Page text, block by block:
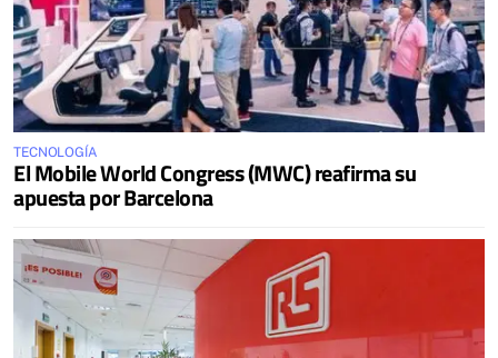
TECNOLOGÍA
El Mobile World Congress (MWC) reafirma su
apuesta por Barcelona